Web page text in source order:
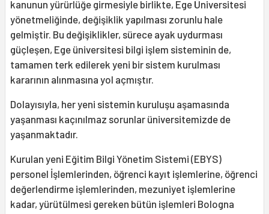
kanunun yürürlüğe girmesiyle birlikte, Ege Üniversitesi
yönetmeliğinde, değişiklik yapılması zorunlu hale
gelmiştir. Bu değişiklikler, sürece ayak uydurması
güçleşen, Ege üniversitesi bilgi işlem sisteminin de,
tamamen terk edilerek yeni bir sistem kurulması
kararının alınmasına yol açmıştır.
Dolayısıyla, her yeni sistemin kuruluşu aşamasında
yaşanması kaçınılmaz sorunlar üniversitemizde de
yaşanmaktadır.
Kurulan yeni Eğitim Bilgi Yönetim Sistemi (EBYS)
personel İşlemlerinden, öğrenci kayıt işlemlerine, öğrenci
değerlendirme işlemlerinden, mezuniyet işlemlerine
kadar, yürütülmesi gereken bütün işlemleri Bologna